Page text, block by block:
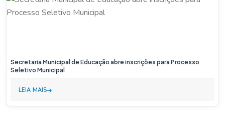
Secretaria Municipal de Educação abre inscrições para Processo
Seletivo Municipal
LEIA MAIS